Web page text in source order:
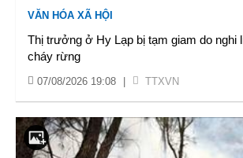
VĂN HÓA XÃ HỘI
Thị trưởng ở Hy Lạp bị tạm giam do nghi
cháy rừng
07/08/2026 19:08 TTXVN